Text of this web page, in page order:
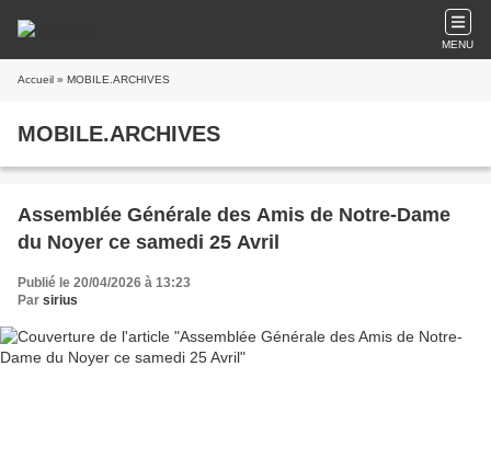
MENU
Accueil » MOBILE.ARCHIVES
MOBILE.ARCHIVES
Assemblée Générale des Amis de Notre-Dame
du Noyer ce samedi 25 Avril
Publié le 20/04/2026 à 13:23
Par sirius